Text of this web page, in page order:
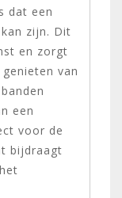
dat een
zijn. Dit
en zorgt
van
een
voor de
bijdraagt